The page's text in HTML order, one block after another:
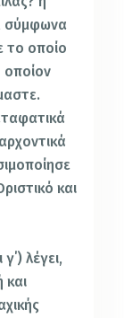
σύμφωνα
το οποίο
οποίον
και
λέγει,
και